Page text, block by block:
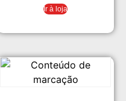
Ir à loja